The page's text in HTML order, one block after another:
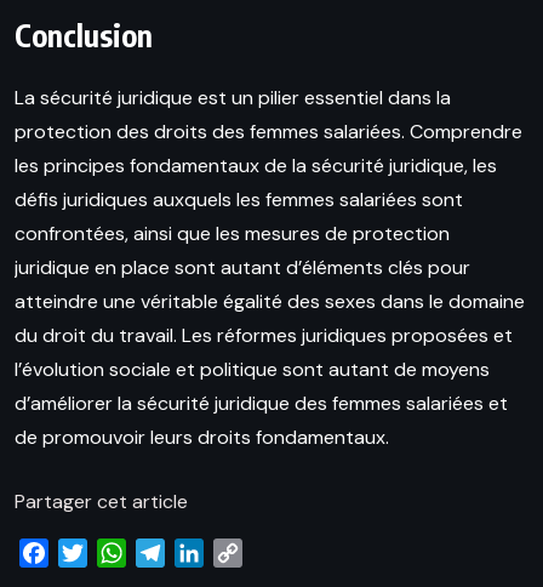
Conclusion
La sécurité juridique est un pilier essentiel dans la
protection des droits des femmes salariées. Comprendre
les principes fondamentaux de la sécurité juridique, les
défis juridiques auxquels les femmes salariées sont
confrontées, ainsi que les mesures de protection
juridique en place sont autant d’éléments clés pour
atteindre une véritable égalité des sexes dans le domaine
du droit du travail. Les réformes juridiques proposées et
l’évolution sociale et politique sont autant de moyens
d’améliorer la sécurité juridique des femmes salariées et
de promouvoir leurs droits fondamentaux.
Partager cet article
FacebookTwitterWhatsApp
TelegramLinkedIn